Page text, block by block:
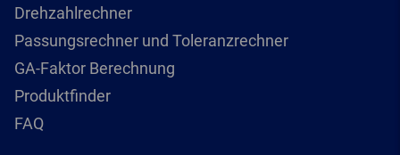
Drehzahlrechner
Passungsrechner und Toleranzrechner
GA-Faktor Berechnung
Produktfinder
FAQ